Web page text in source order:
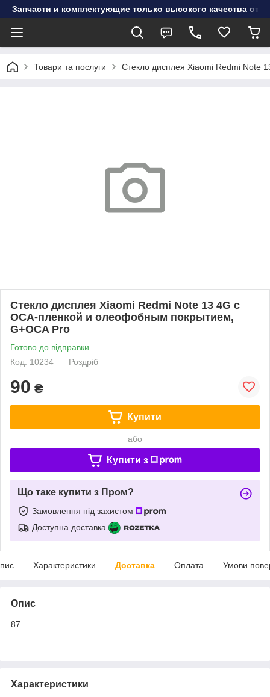
Запчасти и комплектующие только высокого качества от
Товари та послуги Стекло дисплея Xiaomi Redmi Note
Стекло дисплея Xiaomi Redmi Note 13 4G с
OCA-пленкой и олеофобным покрытием,
G+OCA Pro
Готово до відправки
Код: 10234
Роздріб
90 ₴
Купити
або
Купити з
Що таке купити з Пром?
Замовлення під захистом
Доступна доставка
Характеристики Доставка Оплата Умови
Опис
87
Характеристики